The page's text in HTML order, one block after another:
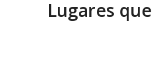
Lugares